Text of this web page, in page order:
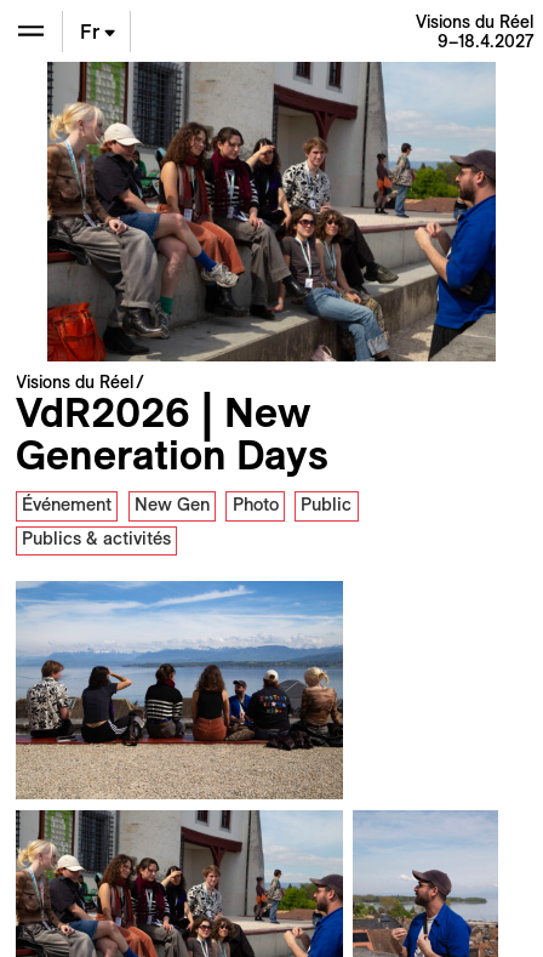
En
De
Fr
Visions du Réel
9–18.4.2027
Visions du Réel
VdR2026 | New
Generation Days
Événement New Gen Photo
Public
Publics & activités